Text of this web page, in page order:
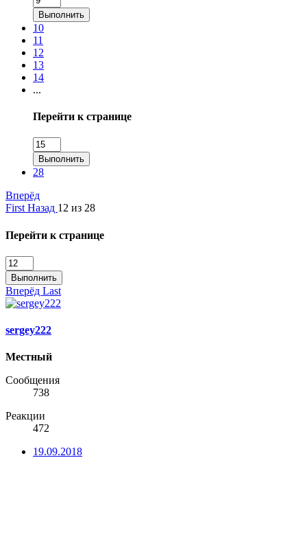
Выполнить
10
11
12
13
14
...
Перейти к странице
Выполнить
28
Вперёд
First Назад 12 из 28
Перейти к странице
Выполнить
Вперёд Last
sergey222
Местный
Сообщения
738
Реакции
472
19.09.2018